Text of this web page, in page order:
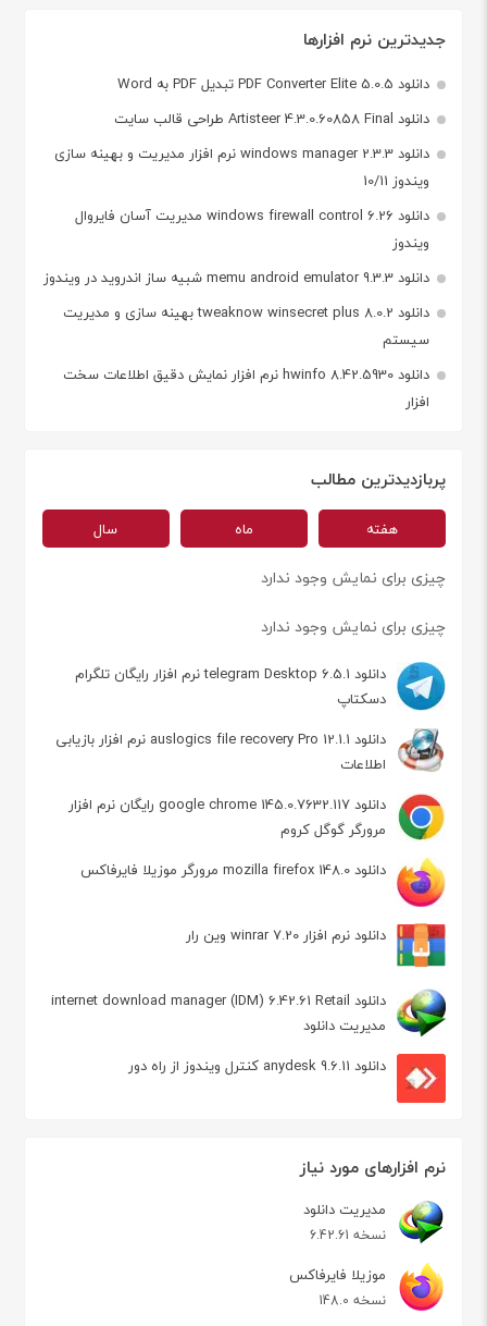
جدیدترین نرم افزارها
دانلود PDF Converter Elite 5.0.5 تبدیل PDF به Word
دانلود Artisteer 4.3.0.60858 Final طراحی قالب سایت
دانلود windows manager 2.3.3 نرم افزار مدیریت و بهینه سازی
ویندوز 10/11
دانلود windows firewall control 6.26 مدیریت آسان فایروال
ویندوز
دانلود memu android emulator 9.3.3 شبیه ساز اندروید در ویندوز
دانلود tweaknow winsecret plus 8.0.2 بهینه سازی و مدیریت
سیستم
دانلود hwinfo 8.42.5930 نرم افزار نمایش دقیق اطلاعات سخت
افزار
پربازدیدترین مطالب
هفته ماه سال
چیزی برای نمایش وجود ندارد
چیزی برای نمایش وجود ندارد
دانلود telegram Desktop 6.5.1 نرم افزار رایگان تلگرام
دسکتاپ
دانلود auslogics file recovery Pro 12.1.1 نرم افزار بازیابی
اطلاعات
دانلود google chrome 145.0.7632.117 رایگان نرم افزار
مرورگر گوگل کروم
دانلود mozilla firefox 148.0 مرورگر موزیلا فایرفاکس
دانلود نرم افزار winrar 7.20 وین رار
دانلود internet download manager (IDM) 6.42.61 Retail
مدیریت دانلود
دانلود anydesk 9.6.11 کنترل ویندوز از راه دور
نرم افزارهای مورد نیاز
مدیریت دانلود
نسخه 6.42.61
موزیلا فایرفاکس
نسخه 148.0